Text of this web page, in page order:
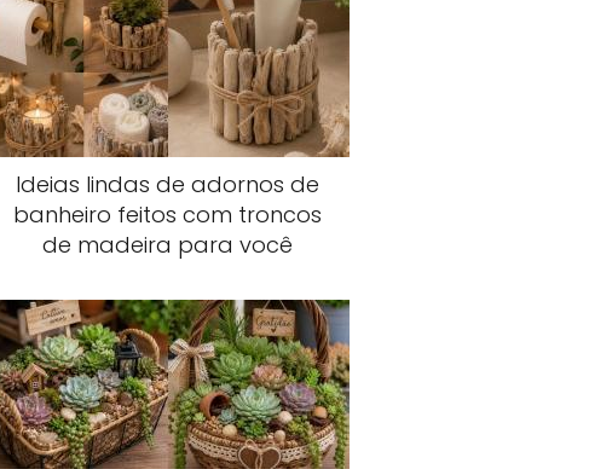
Ideias lindas de adornos de
banheiro feitos com troncos
de madeira para você